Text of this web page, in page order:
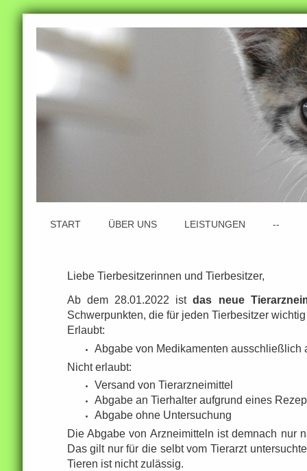
START ÜBER UNS LEISTUNGEN --
Liebe Tierbesitzerinnen und Tierbesitzer,
Ab dem 28.01.2022 istdas neue
Schwerpunkten, die für jeden Tierbesitzer
Erlaubt:
Abgabe von Medikamenten ausschließlich
Nicht erlaubt:
Versand von Tierarzneimittel
Abgabe an Tierhalter aufgrund eines
Abgabe ohne Untersuchung
Die Abgabe von Arzneimitteln ist demnach nur
Das gilt nur für die selbt vom Tierarzt
Tieren ist nicht zulässig.